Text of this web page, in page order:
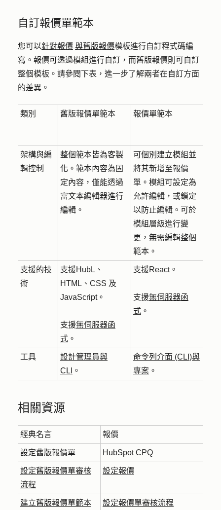
自訂報價單範本
您可以針對報價 與舊版報價模板進行自訂程式碼編
寫。報價可透過模組進行自訂，而舊版報價則可自訂
整個模板。請參閱下表，進一步了解兩者在自訂方面
的差異。
類別 舊版報價單範本 報價單範本
架構與編
輯控制
整個範本皆為客製
化。範本內容為固
定內容，僅能透過
富文本編輯器進行
編輯。
可個別建立模組並
將其新增至報價
單。模組可設定為
允許編輯，或鎖定
以防止編輯。可於
模組層級進行變
更，無需編輯整個
範本。
支援的技
術
支援HubL 、
HTML、CSS 及
JavaScript。
支援無伺服器函
式 。
支援React。
支援無伺服器函
式 。
工具
設計管理員與
CLI 。
命令列介面 (CLI )與
專案 。
相關資源
經典名言 報價
設定舊版報價單 HubSpot CPQ
設定舊版報價單審核
流程
設定報價
建立舊版報價單範本 設定報價單審核流程